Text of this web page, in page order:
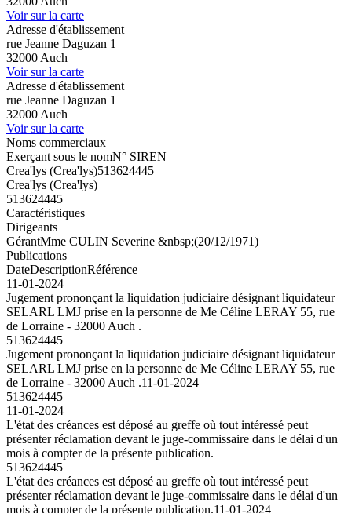
Voir sur la carte
Adresse d'établissement
rue Jeanne Daguzan 1
32000 Auch
Voir sur la carte
Adresse d'établissement
rue Jeanne Daguzan 1
32000 Auch
Voir sur la carte
Noms commerciaux
Exerçant sous le nomN° SIREN
Crea'lys (Crea'lys)513624445
Crea'lys (Crea'lys)
513624445
Caractéristiques
Dirigeants
GérantMme CULIN Severine &nbsp;(20/12/1971)
Publications
DateDescriptionRéférence
11-01-2024
Jugement prononçant la liquidation judiciaire désignant liquidateur
SELARL LMJ prise en la personne de Me Céline LERAY 55, rue
de Lorraine - 32000 Auch .
513624445
Jugement prononçant la liquidation judiciaire désignant liquidateur
SELARL LMJ prise en la personne de Me Céline LERAY 55, rue
de Lorraine - 32000 Auch .11-01-2024
513624445
11-01-2024
L'état des créances est déposé au greffe où tout intéressé peut
présenter réclamation devant le juge-commissaire dans le délai d'un
mois à compter de la présente publication.
513624445
L'état des créances est déposé au greffe où tout intéressé peut
présenter réclamation devant le juge-commissaire dans le délai d'un
mois à compter de la présente publication.11-01-2024